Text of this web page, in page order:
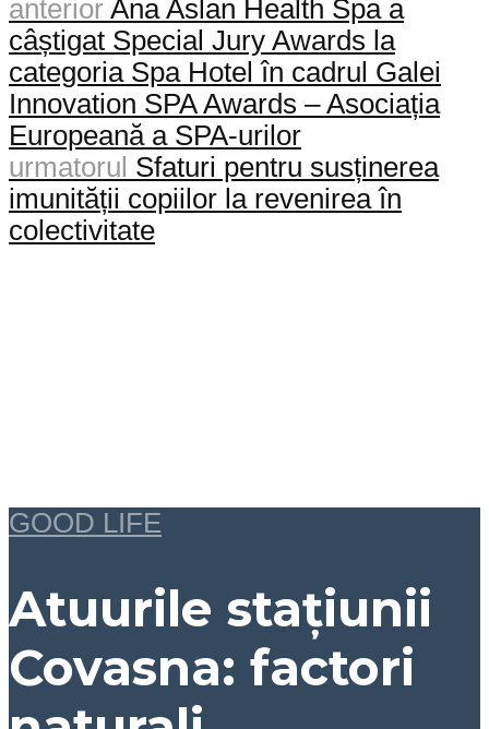
anterior Ana Aslan Health Spa a
câștigat Special Jury Awards la
categoria Spa Hotel în cadrul Galei
Innovation SPA Awards – Asociația
Europeană a SPA-urilor
urmatorul Sfaturi pentru susținerea
imunității copiilor la revenirea în
colectivitate
GOOD LIFE
Atuurile stațiunii
Covasna: factori